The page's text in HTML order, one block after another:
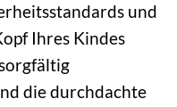
und
Ihres Kindes
die durchdachte